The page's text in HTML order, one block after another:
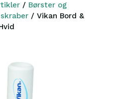
/ Børster og
/ Vikan Bord &